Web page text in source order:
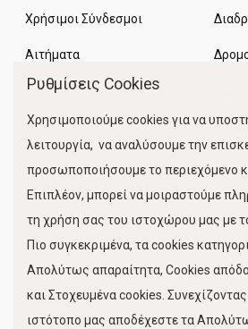
Χρήσιμοι Σύνδεσμοι
Αιτήματα
FOLLOW US
Ρυθμίσεις Cookies
Χρησιμοποιούμε cookies για να
λειτουργία, να αναλύσουμε την
προσωποποιήσουμε το περιεχόμενο
Επιπλέον, μπορεί να μοιραστούμε
τη χρήση σας του ιστοχώρου μας με
Πιο συγκεκριμένα, τα cookies
Απολύτως απαραίτητα, Cookies
και Στοχευμένα cookies.
ιστότοπο μας αποδέχεστε τα